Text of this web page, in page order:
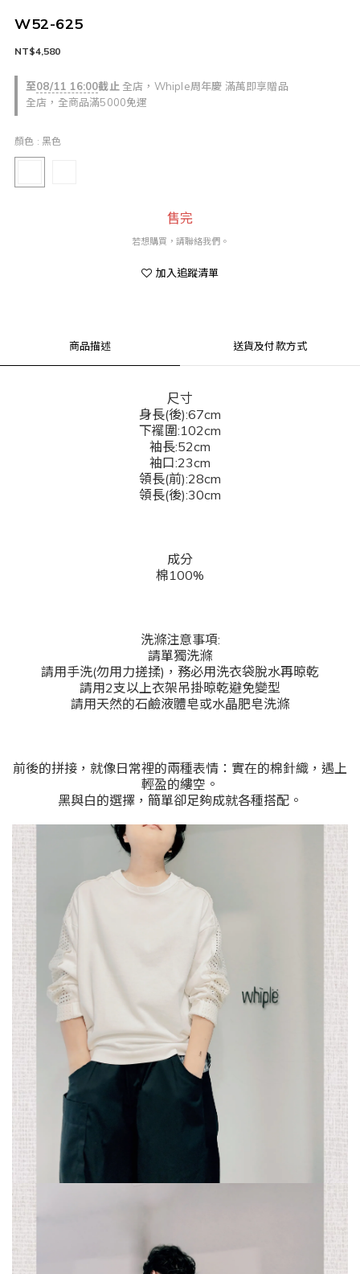
W52-625
至08/11 16:00截止 全店，Whiple周年慶 滿萬即享贈品
全店，全商品滿5000免運
NT$4,580
顏色 : 黑色
售完
若想購買，請聯絡我們。
加入追蹤清單
商品描述 送貨及付款方式
尺寸
身長(後):67cm
下襬圍:102cm
袖長:52cm
袖口:23cm
領長(前):28cm
領長(後):30cm
成分
棉100%
洗滌注意事項:
請單獨洗滌
請用手洗(勿用力搓揉)，務必用洗衣袋脫水再晾乾
請用2支以上衣架吊掛晾乾避免變型
請用天然的石鹼液體皂或水晶肥皂洗滌
前後的拼接，就像日常裡的兩種表情：實在的棉針織，遇上
輕盈的縷空。
黑與白的選擇，簡單卻足夠成就各種搭配。